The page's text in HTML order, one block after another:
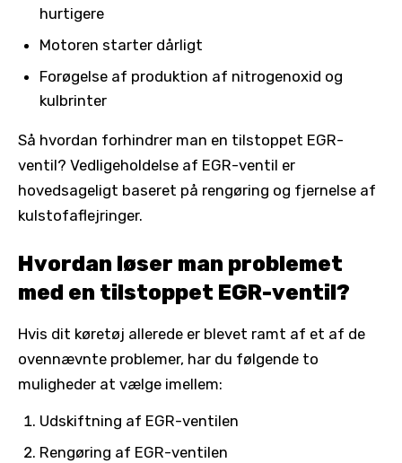
hurtigere
Motoren starter dårligt
Forøgelse af produktion af nitrogenoxid og
kulbrinter
Så hvordan forhindrer man en tilstoppet EGR-
ventil? Vedligeholdelse af EGR-ventil er
hovedsageligt baseret på rengøring og fjernelse af
kulstofaflejringer.
Hvordan løser man problemet
med en tilstoppet EGR-ventil?
Hvis dit køretøj allerede er blevet ramt af et af de
ovennævnte problemer, har du følgende to
muligheder at vælge imellem:
Udskiftning af EGR-ventilen
Rengøring af EGR-ventilen